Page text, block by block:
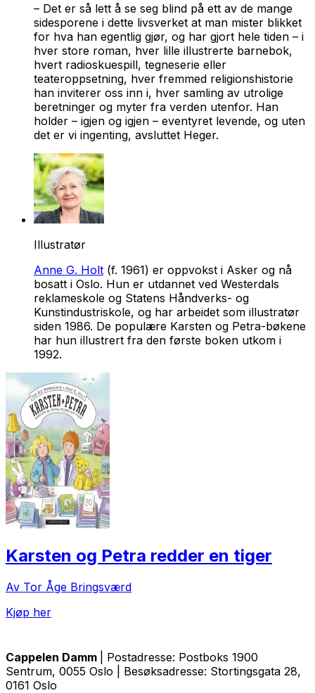
– Det er så lett å se seg blind på ett av de mange
sidesporene i dette livsverket at man mister blikket
for hva han egentlig gjør, og har gjort hele tiden – i
hver store roman, hver lille illustrerte barnebok,
hvert radioskuespill, tegneserie eller
teateroppsetning, hver fremmed religionshistorie
han inviterer oss inn i, hver samling av utrolige
beretninger og myter fra verden utenfor. Han
holder – igjen og igjen – eventyret levende, og uten
det er vi ingenting, avsluttet Heger.
Illustratør
Anne G. Holt (f. 1961) er oppvokst i Asker og nå
bosatt i Oslo. Hun er utdannet ved Westerdals
reklameskole og Statens Håndverks- og
Kunstindustriskole, og har arbeidet som illustratør
siden 1986. De populære Karsten og Petra-bøkene
har hun illustrert fra den første boken utkom i
1992.
Karsten og Petra redder en tiger
Av Tor Åge Bringsværd
Kjøp her
Cappelen Damm
| Postadresse: Postboks 1900
Sentrum, 0055 Oslo | Besøksadresse: Stortingsgata 28,
0161 Oslo